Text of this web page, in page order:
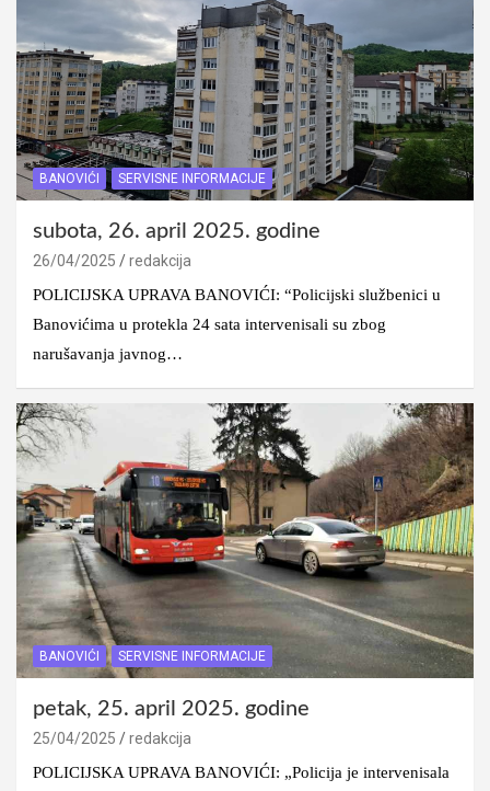
BANOVIĆI SERVISNE INFORMACIJE
subota, 26. april 2025. godine
26/04/2025
redakcija
POLICIJSKA UPRAVA BANOVIĆI: “Policijski službenici u
Banovićima u protekla 24 sata intervenisali su zbog
narušavanja javnog…
BANOVIĆI SERVISNE INFORMACIJE
petak, 25. april 2025. godine
25/04/2025
redakcija
POLICIJSKA UPRAVA BANOVIĆI: „Policija je intervenisala